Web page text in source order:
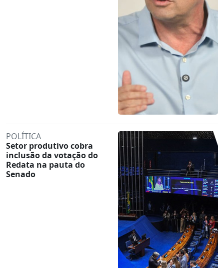
POLÍTICA
Setor produtivo cobra
inclusão da votação do
Redata na pauta do
Senado